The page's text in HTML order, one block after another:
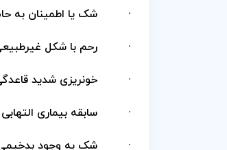
· شک یا اطمینان به
· رحم با شکل
· خونریزی شدید
· سابقه بیماری
· شک به وجود بدخیمی